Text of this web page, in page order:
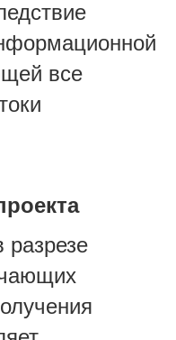
все
разрезе